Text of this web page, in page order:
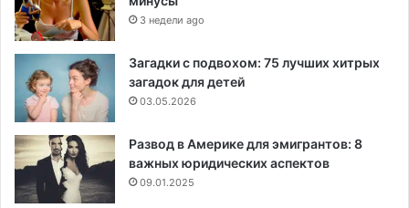
3 недели ago
Загадки с подвохом: 75 лучших хитрых
загадок для детей
03.05.2026
Развод в Америке для эмигрантов: 8
важных юридических аспектов
09.01.2025